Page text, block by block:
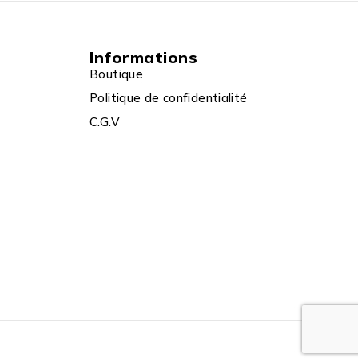
Informations
Boutique
Politique de confidentialité
C.G.V